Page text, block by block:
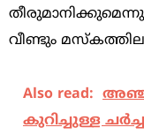
വീണ്ടും
Also read:
കുറിച്ചുള്ള